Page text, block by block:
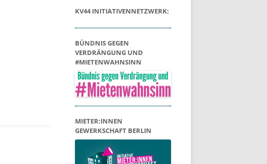
KV44 INITIATIVENNETZWERK:
BÜNDNIS GEGEN
VERDRÄNGUNG UND
#MIETENWAHNSINN
MIETER:INNEN
GEWERKSCHAFT BERLIN